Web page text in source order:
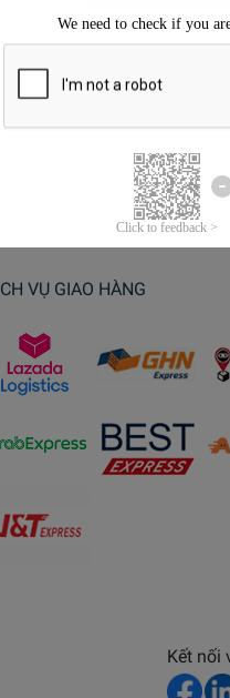
khiếu nại
Giấy
Cơ quan
Địa chỉ
Minh, Việt
VỤ GIAO HÀNG
Kết nối